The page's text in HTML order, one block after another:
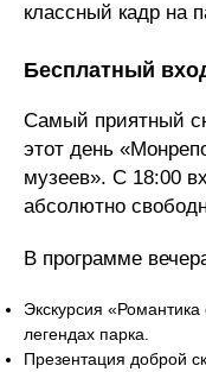
классный кадр на
Бесплатный
Самый приятный
этот день
музеев». С 18:00
абсолютно
В программе
Экскурсия
легендах парка.
Презентация доброй